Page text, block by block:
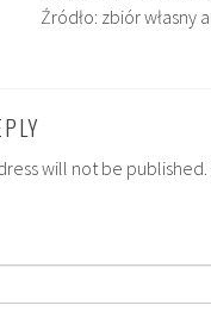
Źródło: zbiór własny
will not be